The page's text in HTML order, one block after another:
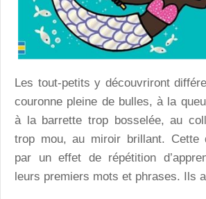
Les tout-petits y découvriront
couronne pleine de bulles, à la
à la barrette trop bosselée, au
trop mou, au miroir brillant. Cette
par un effet de répétition
leurs premiers mots et phrases. Ils